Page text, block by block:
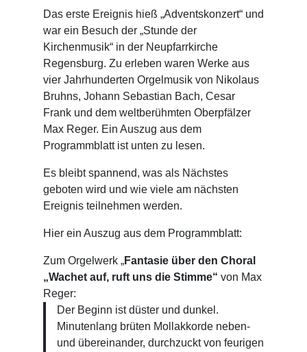
Das erste Ereignis hieß „Adventskonzert“ und
war ein Besuch der „Stunde der
Kirchenmusik“ in der Neupfarrkirche
Regensburg. Zu erleben waren Werke aus
vier Jahrhunderten Orgelmusik von Nikolaus
Bruhns, Johann Sebastian Bach, Cesar
Frank und dem weltberühmten Oberpfälzer
Max Reger. Ein Auszug aus dem
Programmblatt ist unten zu lesen.
Es bleibt spannend, was als Nächstes
geboten wird und wie viele am nächsten
Ereignis teilnehmen werden.
Hier ein Auszug aus dem Programmblatt:
Zum Orgelwerk „Fantasie über den Choral
„Wachet auf, ruft uns die Stimme“ von Max
Reger:
Der Beginn ist düster und dunkel.
Minutenlang brüten Mollakkorde neben-
und übereinander, durchzuckt von feurigen